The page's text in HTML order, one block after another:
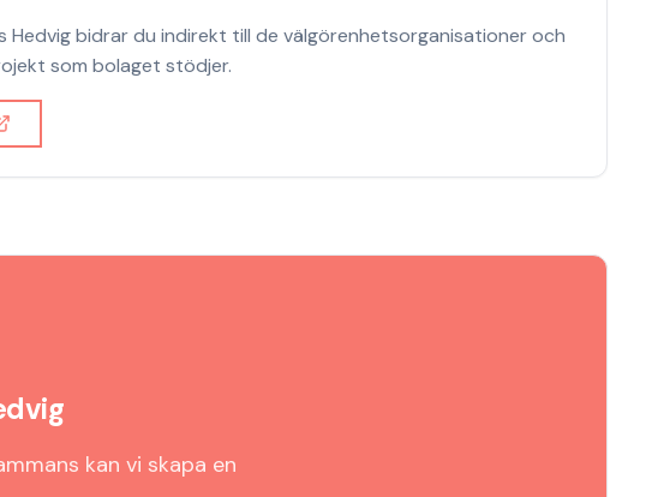
Hedvigbidrar du indirekt till de välgörenhetsorganisationer och
som bolaget stödjer.
kan vi skapa en